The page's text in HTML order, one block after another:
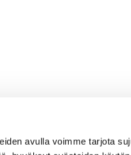
avulla voimme tarjota